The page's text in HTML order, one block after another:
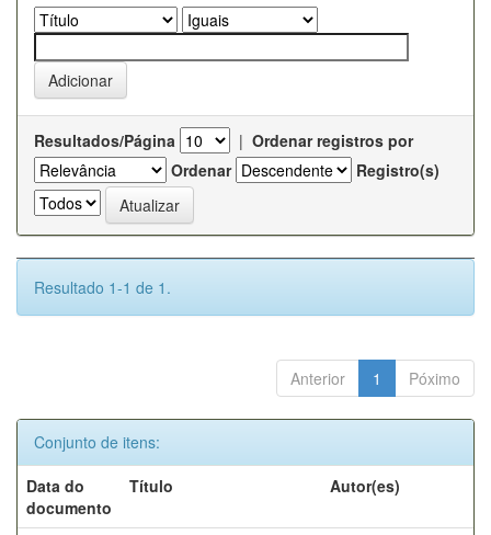
Resultados/Página | Ordenar registros por
Ordenar
Registro(s)
Resultado 1-1 de 1.
Anterior 1 Póximo
Conjunto de itens:
Data do
documento
Título Autor(es)